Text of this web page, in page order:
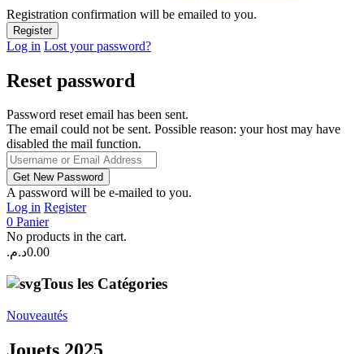
Registration confirmation will be emailed to you.
Log in Lost your password?
Reset password
Password reset email has been sent.
The email could not be sent. Possible reason: your host may have
disabled the mail function.
A password will be e-mailed to you.
Log in Register
0 Panier
No products in the cart.
0.00د.م.
Tous les Catégories
Nouveautés
Jouets 2025